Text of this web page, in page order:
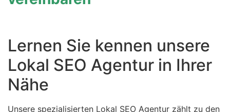
Lernen Sie kennen unsere
Lokal SEO Agentur in Ihrer
Nähe
Unsere spezialisierten Lokal SEO Agentur zählt zu den